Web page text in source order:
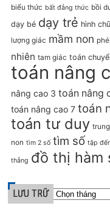
biểu thức bất đẳng thức bồi
dạy bé dạy trẻ hình
lượng giác mầm non
nhiên tam giác toán
toán nâng
nâng cao 3 toán nâng
toán nâng cao 7 toán
toán tư duy
non tìm 2 số tìm số tập
thẳng đồ thị hàm
LƯU TRỮ